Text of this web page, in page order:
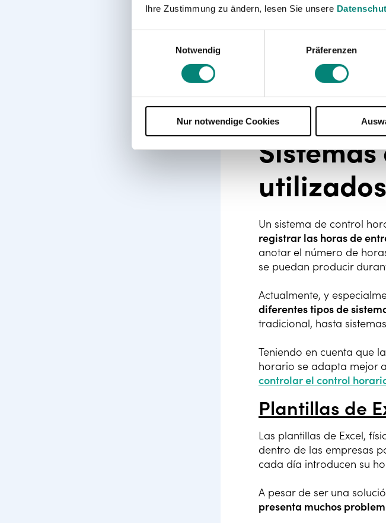
Ihre Zustimmung zu ändern, lesen Sie unsere
Notwendig
Präferenzen
Nur notwendige Cookies
utilizados
Un sistema de control
registrar las horas de
anotar el número de
se puedan producir
Actualmente, y
diferentes tipos de
tradicional, hasta
Teniendo en cuenta que
horario se adapta mejor
controlar el control
Plantillas de
Las plantillas de Excel,
dentro de las empresas
cada día introducen su
A pesar de ser una
presenta muchos